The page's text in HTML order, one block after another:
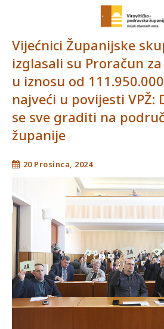
Vijećnici Županijske
izglasali su Proračun
u iznosu od
najveći u povijesti VPŽ:
se sve graditi na
županije
20 Prosinca, 2024